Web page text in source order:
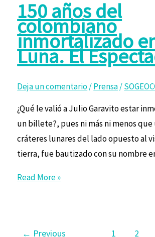
150 años del
colombiano
inmortalizado
Luna. El
Deja un comentario/Prensa/
¿Qué le valió a Julio Garavito estar
un billete?, pues ni más ni menos que
cráteres lunares del lado opuesto al
tierra, fue bautizado con su nombre
Read More »
← Previous 1 2